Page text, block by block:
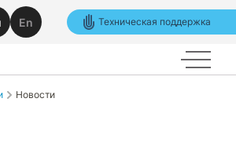
En Техническая поддержка
Новости